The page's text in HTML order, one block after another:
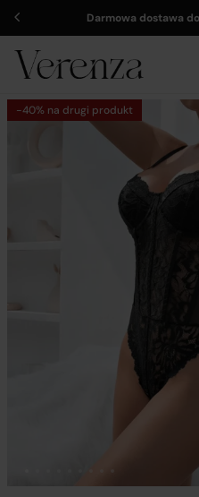
Darmowa dostawa
-40% na drugi produkt